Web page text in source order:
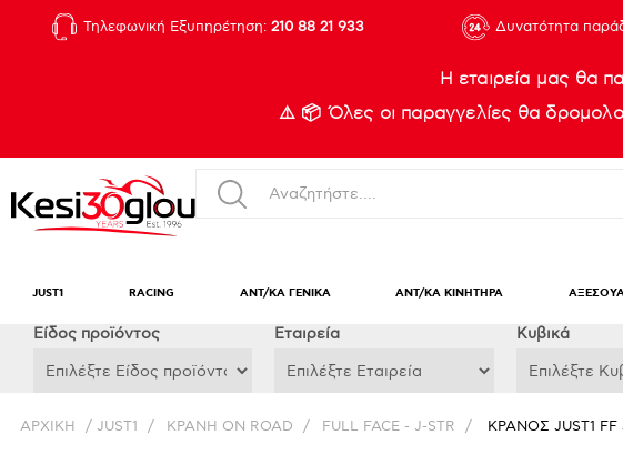
Τηλεφωνική Εξυπηρέτηση: 210 88 21 933 Δυνατότητα
Η εταιρεία μας θα
⚠️ 📦 Όλες οι παραγγελίες θα
JUST1 RACING ΑΝΤ/ΚΑ ΓΕΝΙΚΑ ΑΝΤ/ΚΑ ΚΙΝΗΤΗΡΑ
Eίδος προϊόντος Εταιρεία Κυβικά
ΑΡΧΙΚΉ / JUST1 / ΚΡΑΝΗ ON ROAD / FULL FACE - J-STR / ΚΡΑΝΟΣ JUST1 FF